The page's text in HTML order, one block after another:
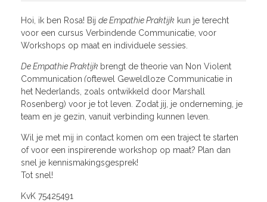
Hoi, ik ben Rosa! Bij de Empathie Praktijk kun je terecht
voor een cursus Verbindende Communicatie, voor
Workshops op maat en individuele sessies.
De Empathie Praktijk brengt de theorie van Non Violent
Communication (oftewel Geweldloze Communicatie in
het Nederlands, zoals ontwikkeld door Marshall
Rosenberg) voor je tot leven. Zodat jij, je onderneming, je
team en je gezin, vanuit verbinding kunnen leven.
Wil je met mij in contact komen om een traject te starten
of voor een inspirerende workshop op maat? Plan dan
snel je kennismakingsgesprek!
Tot snel!
KvK 75425491